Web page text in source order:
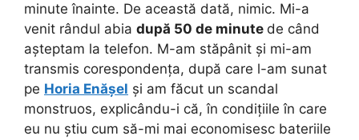
minute înainte. De această dată, nimic. Mi-a
venit rândul abia după 50 de minute de când
așteptam la telefon. M-am stăpânit și mi-am
transmis corespondența, după care l-am sunat
pe Horia Enășel și am făcut un scandal
monstruos, explicându-i că, în condițiile în care
eu nu știu cum să-mi mai economisesc bateriile